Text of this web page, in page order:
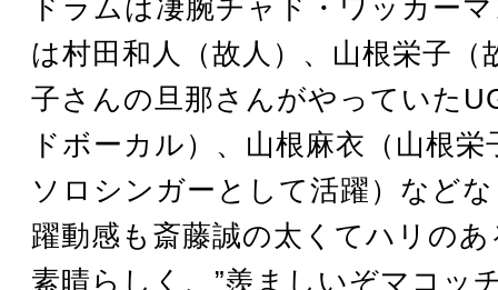
ドラムは凄腕チャド・ワッカー
は村田和人（故人）、山根栄子（
子さんの旦那さんがやっていた
ドボーカル）、山根麻衣（山根
ソロシンガーとして活躍）など
躍動感も斎藤誠の太くてハリの
素晴らしく、”羨ましいぞマコッ